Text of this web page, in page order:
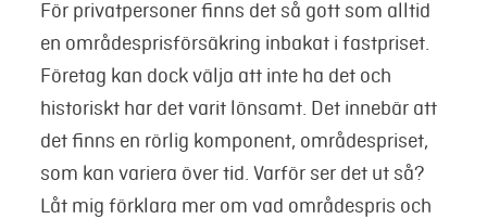
För privatpersoner finns det så gott som alltid
en områdesprisförsäkring inbakat i fastpriset.
Företag kan dock välja att inte ha det och
historiskt har det varit lönsamt. Det innebär att
det finns en rörlig komponent, områdespriset,
som kan variera över tid. Varför ser det ut så?
Låt mig förklara mer om vad områdespris och